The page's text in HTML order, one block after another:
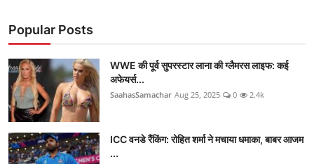
Popular Posts
WWE की पूर्व सुपरस्टार लाना की ग्लैमरस लाइफ: कई
अफेयर्स...
SaahasSamachar Aug 25, 2025 0 2.4k
ICC वनडे रैंकिंग: रोहित शर्मा ने मचाया धमाका, बाबर आजम
...